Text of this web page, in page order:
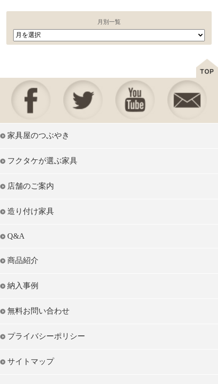
月別一覧
家具屋のつぶやき
フクタケが選ぶ家具
店舗のご案内
造り付け家具
Q&A
商品紹介
納入事例
無料お問い合わせ
プライバシーポリシー
サイトマップ